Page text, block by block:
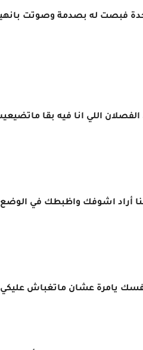
فبصت له بصدمة وصوتت
الفصلان اللي انا فيه بقا
أراد اشوفك واظبطك في الوضع
يامرة عشان ماتغباش عليكي